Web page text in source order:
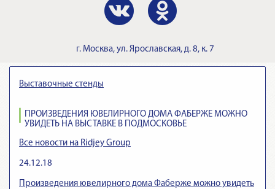
г. Москва, ул. Ярославская, д. 8, к. 7
Выставочные стенды
ПРОИЗВЕДЕНИЯ ЮВЕЛИРНОГО ДОМА ФАБЕРЖЕ МОЖНО
УВИДЕТЬ НА ВЫСТАВКЕ В ПОДМОСКОВЬЕ
Все новости на Ridjey Group
24.12.18
Произведения ювелирного дома Фаберже можно увидеть